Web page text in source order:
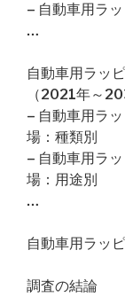
– 自動車用ラ
…
自動車用ラッ
（2021年～
– 自動車用ラ
場：種類別
– 自動車用ラ
場：用途別
…
自動車用ラッ
調査の結論